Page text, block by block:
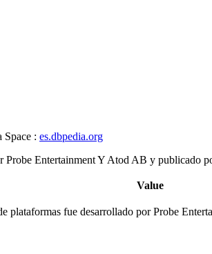
Space : es.dbpedia.org
Entertainment Y Atod AB y publicado
Value
plataformas fue desarrollado por Probe